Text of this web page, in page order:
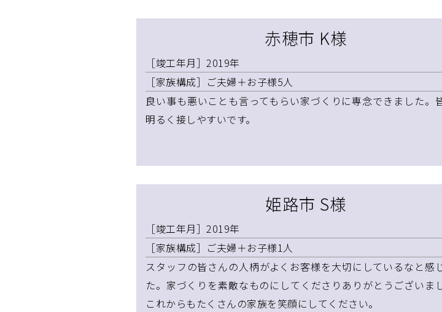
赤穂市 K様
［竣工年月］2019年
［家族構成］ご夫婦＋お子様5人
良い事も悪いことも言ってもらい家づくりに専念できました。
明るく接しやすいです。
姫路市 S様
［竣工年月］2019年
［家族構成］ご夫婦＋お子様1人
スタッフの皆さんの人柄がよくお客様を大切にしているなと感
た。家づくりを素敵なものにしてくださりありがとうございま
これからもたくさんの家族を笑顔にしてください。